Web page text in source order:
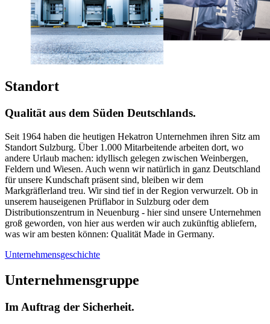
Standort
Qualität aus dem Süden Deutschlands.
Seit 1964 haben die heutigen Hekatron Unternehmen ihren Sitz am
Standort Sulzburg. Über 1.000 Mitarbeitende arbeiten dort, wo
andere Urlaub machen: idyllisch gelegen zwischen Weinbergen,
Feldern und Wiesen. Auch wenn wir natürlich in ganz Deutschland
für unsere Kundschaft präsent sind, bleiben wir dem
Markgräflerland treu. Wir sind tief in der Region verwurzelt. Ob in
unserem hauseigenen Prüflabor in Sulzburg oder dem
Distributionszentrum in Neuenburg - hier sind unsere Unternehmen
groß geworden, von hier aus werden wir auch zukünftig abliefern,
was wir am besten können: Qualität Made in Germany.
Unternehmensgeschichte
Unternehmensgruppe
Im Auftrag der Sicherheit.